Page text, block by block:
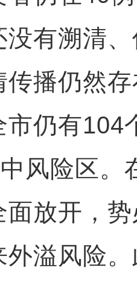
没有溯清
传播仍然
市仍有104
风险区。
面放开，
外溢风险